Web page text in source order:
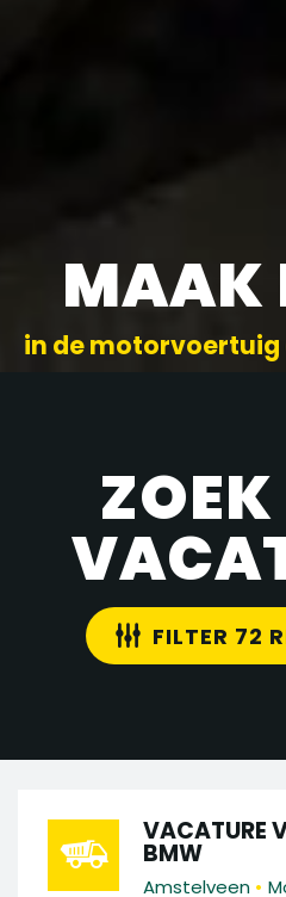
MAAK
in de
FILTER 72
VACATURE
BMW
Amstelveen •